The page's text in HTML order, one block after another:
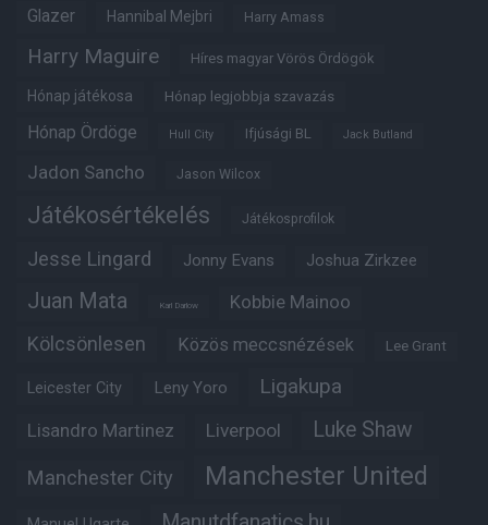
Glazer Hannibal Mejbri Harry Amass
Harry Maguire Híres magyar Vörös Ördögök
Hónap játékosa Hónap legjobbja szavazás
Hónap Ördöge Hull City Ifjúsági BL Jack Butland
Jadon Sancho Jason Wilcox
Játékosértékelés Játékosprofilok
Jesse Lingard Jonny Evans Joshua Zirkzee
Juan Mata Karl Darlow Kobbie Mainoo
Kölcsönlesen Közös meccsnézések Lee Grant
Leicester City Leny Yoro Ligakupa
Lisandro Martinez Liverpool Luke Shaw
Manchester City Manchester United